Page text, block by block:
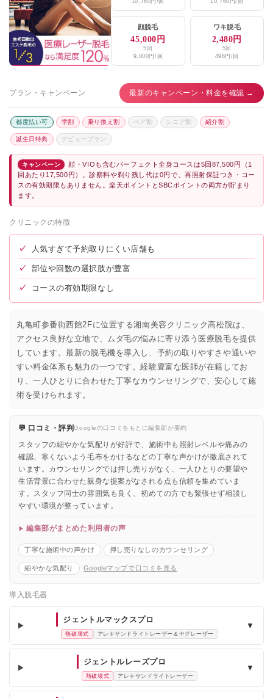
顔脱毛
45,000円
5回
9,000円/回
ワキ脱毛
2,480円
5回
496円/回
プラン・キャンペーン 最新のキャンペーン・料金を確認 →
都度払い可 学割 乗り換え割 ペア割 シニア割 紹介割
誕生日特典 デビュープラン
キャンペーン
顔・VIOも含むパーフェクト全身コースは5回87,500円（1
回あたり17,500円）。診察料や剃り残し代は0円で、再照射保証つき・コー
スの有効期限もありません。楽天ポイントとSBCポイントの両方が貯まり
ます。
クリニックの特徴
✓ 人気すぎて予約取りにくい店舗も
✓ 部位や回数の選択肢が豊富
✓ コースの有効期限なし
丸亀町参番街西館2Fに位置する湘南美容クリニック高松院は、
アクセス良好な立地で、ムダ毛の悩みに寄り添う医療脱毛を提供
しています。最新の脱毛機を導入し、予約の取りやすさや通いや
すい料金体系も魅力の一つです。経験豊富な医師が在籍してお
り、一人ひとりに合わせた丁寧なカウンセリングで、安心して施
術を受けられます。
💬 口コミ・評判Googleの口コミをもとに編集部が要約
スタッフの細やかな気配りが好評で、施術中も照射レベルや痛みの
確認、寒くないよう毛布をかけるなどの丁寧な声かけが徹底されて
います。カウンセリングでは押し売りがなく、一人ひとりの要望や
生活背景に合わせた親身な提案がなされる点も信頼を集めていま
す。スタッフ同士の雰囲気も良く、初めての方でも緊張せず相談し
やすい環境が整っています。
編集部がまとめた利用者の声
丁寧な施術中の声かけ 押し売りなしのカウンセリング
細やかな気配り Googleマップで口コミを見る
導入脱毛器
ジェントルマックスプロ
熱破壊式 アレキサンドライトレーザー＆ヤグレーザー
▼
ジェントルレーズプロ
熱破壊式 アレキサンドライトレーザー
▼